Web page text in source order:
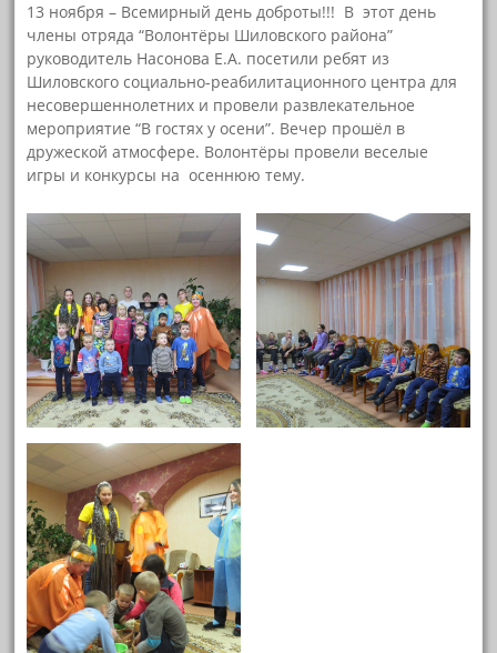
13 ноября – Всемирный день доброты!!! В этот день
члены отряда “Волонтёры Шиловского района”
руководитель Насонова Е.А. посетили ребят из
Шиловского социально-реабилитационного центра для
несовершеннолетних и провели развлекательное
мероприятие “В гостях у осени”. Вечер прошёл в
дружеской атмосфере. Волонтёры провели веселые
игры и конкурсы на осеннюю тему.